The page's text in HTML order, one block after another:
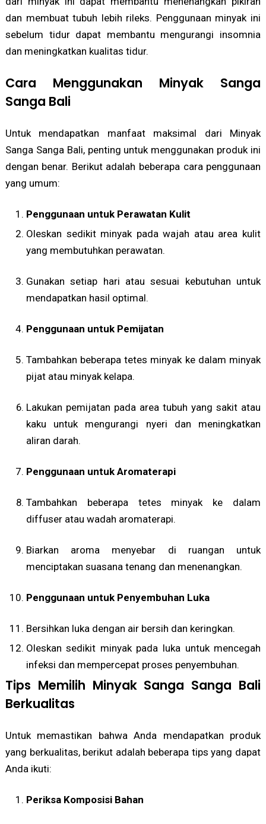
dan membuat tubuh lebih rileks. Penggunaan minyak ini
sebelum tidur dapat membantu mengurangi insomnia
dan meningkatkan kualitas tidur.
Cara Menggunakan Minyak Sanga
Sanga Bali
Untuk mendapatkan manfaat maksimal dari Minyak
Sanga Sanga Bali, penting untuk menggunakan produk ini
dengan benar. Berikut adalah beberapa cara penggunaan
yang umum:
Penggunaan untuk Perawatan Kulit
Oleskan sedikit minyak pada wajah atau area kulit
yang membutuhkan perawatan.
Gunakan setiap hari atau sesuai kebutuhan untuk
mendapatkan hasil optimal.
Penggunaan untuk Pemijatan
Tambahkan beberapa tetes minyak ke dalam minyak
pijat atau minyak kelapa.
Lakukan pemijatan pada area tubuh yang sakit atau
kaku untuk mengurangi nyeri dan meningkatkan
aliran darah.
Penggunaan untuk Aromaterapi
Tambahkan beberapa tetes minyak ke dalam
diffuser atau wadah aromaterapi.
Biarkan aroma menyebar di ruangan untuk
menciptakan suasana tenang dan menenangkan.
Penggunaan untuk Penyembuhan Luka
Bersihkan luka dengan air bersih dan keringkan.
Oleskan sedikit minyak pada luka untuk mencegah
infeksi dan mempercepat proses penyembuhan.
Tips Memilih Minyak Sanga Sanga Bali
Berkualitas
Untuk memastikan bahwa Anda mendapatkan produk
yang berkualitas, berikut adalah beberapa tips yang dapat
Anda ikuti:
Periksa Komposisi Bahan